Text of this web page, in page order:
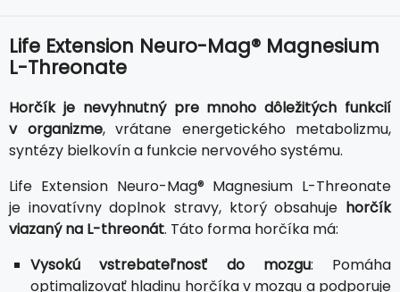
Life Extension Neuro-Mag® Magnesium
L-Threonate
Horčík je nevyhnutný pre mnoho dôležitých funkcií
v organizme, vrátane energetického metabolizmu,
syntézy bielkovín a funkcie nervového systému.
Life Extension Neuro-Mag® Magnesium L-Threonate
je inovatívny doplnok stravy, ktorý obsahuje horčík
viazaný na L-threonát. Táto forma horčíka má:
Vysokú vstrebateľnosť do mozgu: Pomáha
optimalizovať hladinu horčíka v mozgu a podporuje